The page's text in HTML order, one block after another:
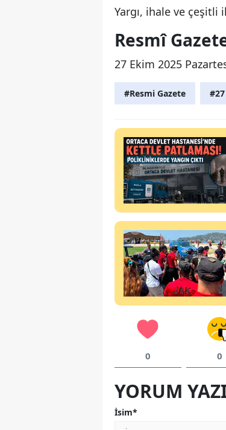
Yargı, ihale ve çeşitli
Resmî
27 Ekim 2025
#Resmi Gazete
0 0
YORUM
İsim*